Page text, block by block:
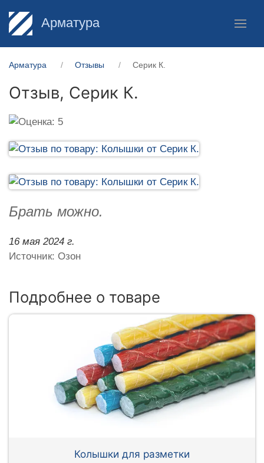
Арматура
Арматура Отзывы Серик К.
Отзыв, Серик К.
Брать можно.
16 мая 2024 г.
Источник: Озон
Подробнее о товаре
Колышки для разметки